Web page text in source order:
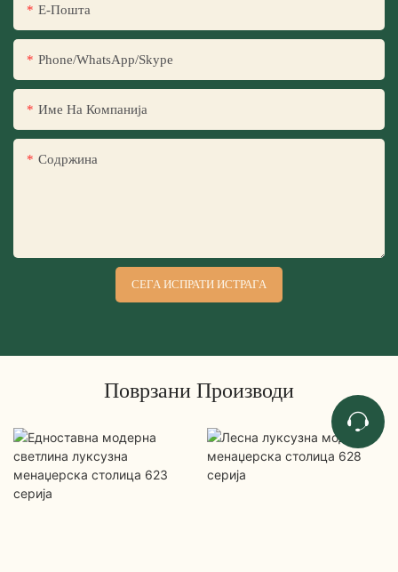
Е-Пошта
Phone/WhatsApp/Skype
Име На Компанија
Содржина
СЕГА ИСПРАТИ ИСТРАГА
Поврзани Производи